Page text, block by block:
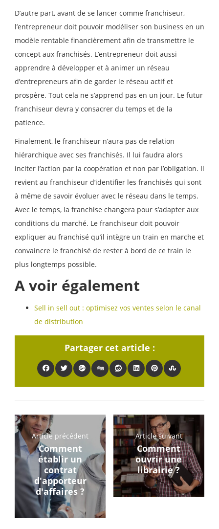
D’autre part, avant de se lancer comme franchiseur,
l’entrepreneur doit pouvoir modéliser son business en un
modèle rentable financièrement afin de transmettre le
concept aux franchisés. L’entrepreneur doit aussi
apprendre à développer et à animer un réseau
d’entrepreneurs afin de garder le réseau actif et
prospère. Tout cela ne s’apprend pas en un jour. Le futur
franchiseur devra y consacrer du temps et de la
patience.
Finalement, le franchiseur n’aura pas de relation
hiérarchique avec ses franchisés. Il lui faudra alors
inciter l’action par la coopération et non par l’obligation. Il
revient au franchiseur d’identifier les franchisés qui sont
à même de savoir évoluer avec le réseau dans le temps.
Avec le temps, la franchise changera pour s’adapter aux
conditions du marché. Le franchiseur doit pouvoir
expliquer au franchisé qu’il intègre un train en marche et
convaincre le franchisé de rester à bord de ce train le
plus longtemps possible.
A voir également
Sell in sell out : optimisez vos ventes selon le canal
de distribution
Partager cet article :
Article précédent
Comment
établir un
contrat
d'apporteur
d'affaires ?
Article suivant
Comment
ouvrir une
librairie ?